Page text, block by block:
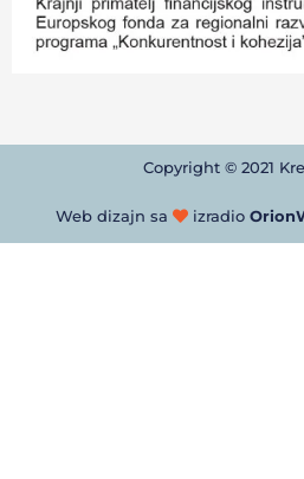
Copyright © 2021
Web dizajn sa izradio